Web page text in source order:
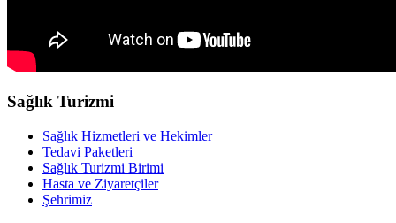
Sağlık Turizmi
Sağlık Hizmetleri ve Hekimler
Tedavi Paketleri
Sağlık Turizmi Birimi
Hasta ve Ziyaretçiler
Şehrimiz